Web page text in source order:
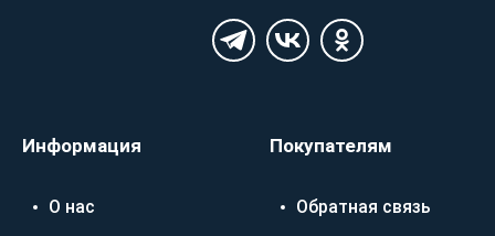
Информация
О нас
Покупателям
Обратная связь